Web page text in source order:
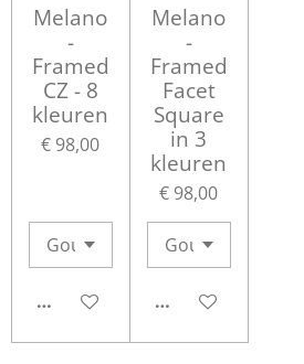
Melano
-
Framed
CZ - 8
kleuren
€ 98,00
IN WINKELWAGEN
Melano
-
Framed
Facet
Square
in 3
kleuren
€ 98,00
IN WINKELWAGEN